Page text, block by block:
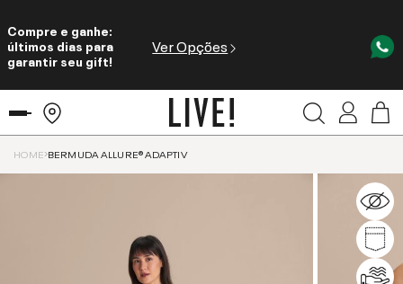
Compre e ganhe:
últimos dias para
garantir seu gift!
Ver Opções
HOME BERMUDA ALLURE® ADAPTIV